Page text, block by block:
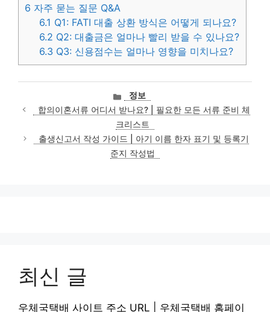
6 자주 묻는 질문 Q&A
6.1 Q1: FATI 대출 상환 방식은 어떻게 되나요?
6.2 Q2: 대출금은 얼마나 빨리 받을 수 있나요?
6.3 Q3: 신용점수는 얼마나 영향을 미치나요?
카
테
고
리
정보
합의이혼서류 어디서 받나요? | 필요한 모든 서류 준비 체
크리스트
출생신고서 작성 가이드 | 아기 이름 한자 표기 및 등록기
준지 작성법
최신 글
우체국택배 사이트 주소 URL | 우체국택배 홈페이